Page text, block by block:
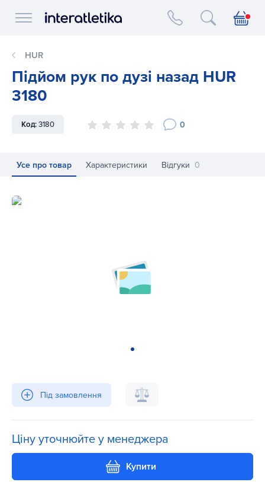
Interatletika logo
HUR
Підйом рук по дузі назад HUR
3180
Код:3180 0
Усе про товар Характеристики Відгуки 0
Підйом рук по дузі назад HUR 3180
Під замовлення
Ціну уточнюйте у менеджера
Купити